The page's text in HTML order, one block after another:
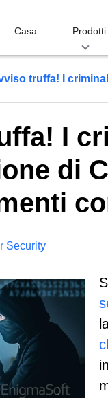
Casa Prodotti
truffa! I
I
di
Security